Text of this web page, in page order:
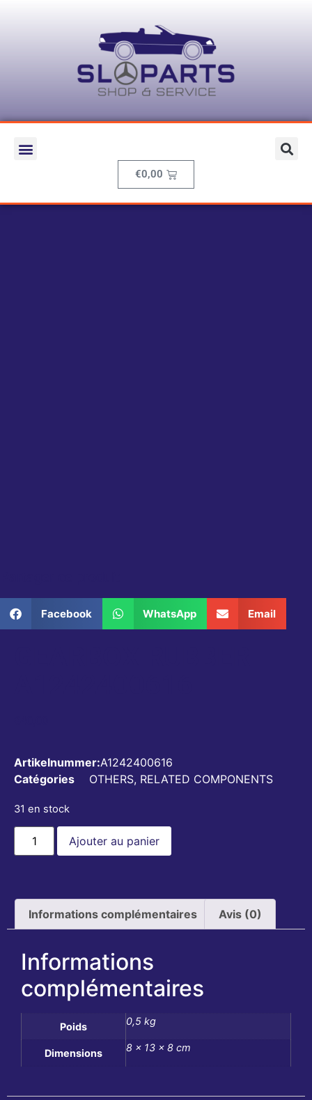
€0,00
Facebook WhatsApp Email
Artikelnummer:A1242400616
Catégories
OTHERS, RELATED COMPONENTS
31 en stock
Ajouter au panier
Informations complémentaires Avis (0)
Informations
complémentaires
Poids 0,5 kg
Dimensions 8 × 13 × 8 cm